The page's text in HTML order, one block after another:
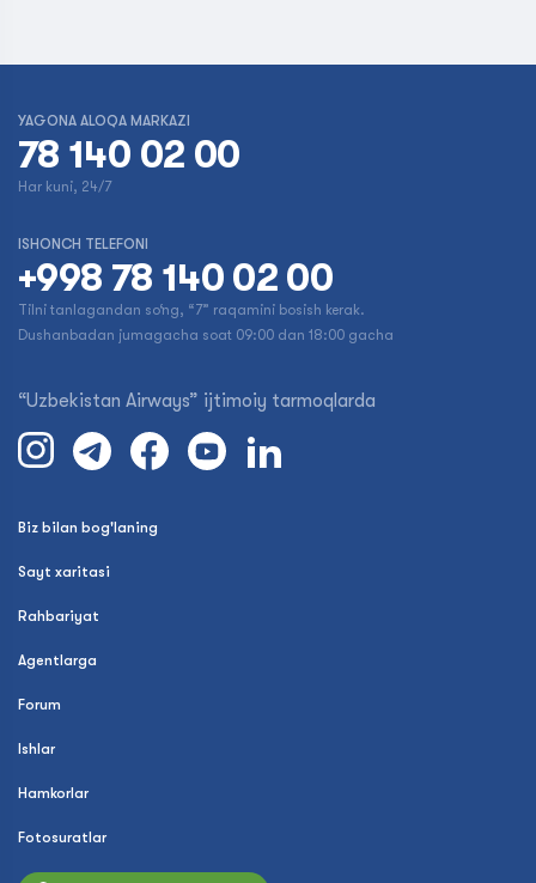
YAGONA ALOQA MARKAZI
78 140 02 00
Har kuni, 24/7
ISHONCH TELEFONI
+998 78 140 02 00
Tilni tanlagandan so‘ng, “7” raqamini bosish kerak.
Dushanbadan jumagacha soat 09:00 dan 18:00 gacha
“Uzbekistan Airways” ijtimoiy tarmoqlarda
Biz bilan bog'laning
Sayt xaritasi
Rahbariyat
Agentlarga
Forum
Ishlar
Hamkorlar
Fotosuratlar